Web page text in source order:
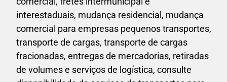
interestaduais, mudança residencial, mudança
comercial para empresas pequenos transportes,
transporte de cargas, transporte de cargas
fracionadas, entregas de mercadorias, retiradas
de volumes e serviços de logística, consulte